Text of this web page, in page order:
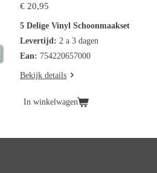
€ 20,95
5 Delige Vinyl Schoonmaakset
Levertijd: 2 a 3 dagen
Ean: 754220657000
Bekijk details
In winkelwagen